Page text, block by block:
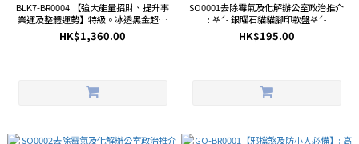
BLK7-BR0004 【強大能量招財、提升事
業運及整體運勢】特級。冰透黑金超七
11.6mm+特級。金運石 10.7mm+矅石
熊 27.2mm手鏈
HK$1,360.00
SO0001去除霉氣及化解辦公室政治推介
: 𖤐ˊ˗ 銀曜石貓貓腳印款盤𖤐ˊ˗
HK$195.00